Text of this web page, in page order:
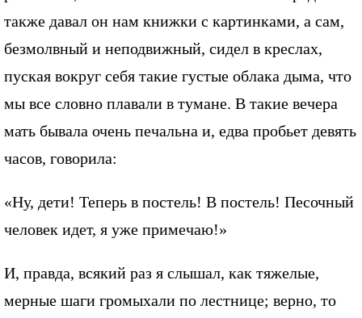
также давал он нам книжки с картинками, а сам,
безмолвный и неподвижный, сидел в креслах,
пуская вокруг себя такие густые облака дыма, что
мы все словно плавали в тумане. В такие вечера
мать бывала очень печальна и, едва пробьет девять
часов, говорила:
«Ну, дети! Теперь в постель! В постель! Песочный
человек идет, я уже примечаю!»
И, правда, всякий раз я слышал, как тяжелые,
мерные шаги громыхали по лестнице; верно, то